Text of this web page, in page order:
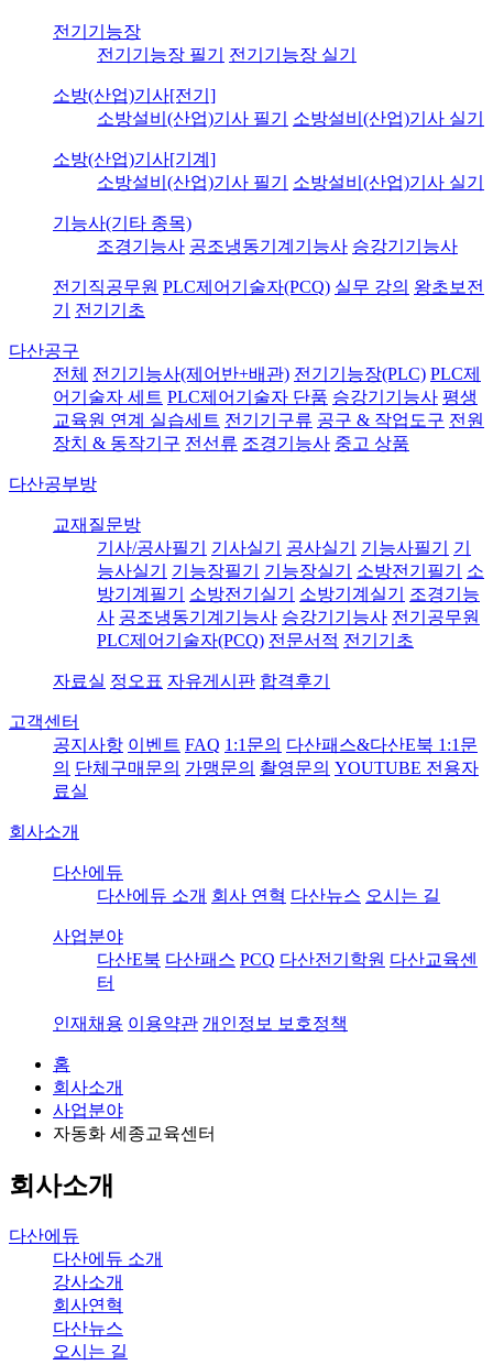
전기기능장
전기기능장 필기
전기기능장 실기
소방(산업)기사[전기]
소방설비(산업)기사 필기
소방설비(산업)기사 실기
소방(산업)기사[기계]
소방설비(산업)기사 필기
소방설비(산업)기사 실기
기능사(기타 종목)
조경기능사 공조냉동기계기능사 승강기기능사
전기직공무원 PLC제어기술자(PCQ) 실무 강의 왕초보전
기
전기기초
다산공구
전체 전기기능사(제어반+배관) 전기기능장(PLC) PLC제
어기술자 세트 PLC제어기술자 단품 승강기기능사 평생
교육원 연계 실습세트 전기기구류 공구 & 작업도구 전원
장치 & 동작기구 전선류 조경기능사 중고 상품
다산공부방
교재질문방
기사/공사필기
기사실기 공사실기 기능사필기
기
능사실기
기능장필기 기능장실기 소방전기필기
소
방기계필기
소방전기실기 소방기계실기
조경기능
사 공조냉동기계기능사 승강기기능사 전기공무원
PLC제어기술자(PCQ) 전문서적 전기기초
자료실 정오표 자유게시판 합격후기
고객센터
공지사항 이벤트 FAQ 1:1문의 다산패스&다산E북 1:1문
의 단체구매문의 가맹문의 촬영문의 YOUTUBE 전용자
료실
회사소개
다산에듀
다산에듀 소개 회사 연혁 다산뉴스 오시는 길
사업분야
다산E북 다산패스 PCQ 다산전기학원 다산교육센
터
인재채용 이용약관 개인정보 보호정책
홈
회사소개
사업분야
자동화 세종교육센터
회사소개
다산에듀
다산에듀 소개
강사소개
회사연혁
다산뉴스
오시는 길